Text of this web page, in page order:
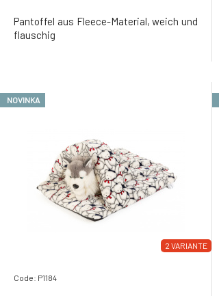
Pantoffel aus Fleece-Material, weich und
flauschig
2 VARIANTE
NOVINKA
Code: P1184